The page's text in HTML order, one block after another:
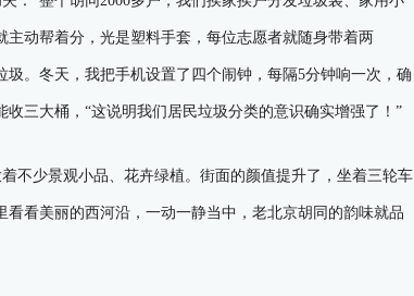
动帮着分，光是塑料手套，每位志愿者就随身带着两
。冬天，我把手机设置了四个闹钟，每隔5分钟响一次，确
三大桶，“这说明我们居民垃圾分类的意识确实增强了！”
少景观小品、花卉绿植。街面的颜值提升了，坐着三轮车
看美丽的西河沿，一动一静当中，老北京胡同的韵味就品